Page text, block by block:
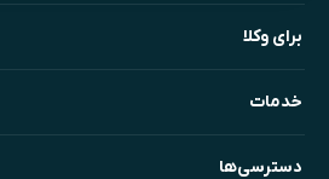
برای وکلا
خدمات
دسترسی‌ها